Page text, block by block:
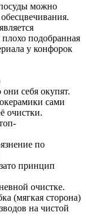
можно
подобранная
у конфорок
себя окупят.
сами
очистки.
по
принцип
очистке.
(мягкая сторона)
на чистой